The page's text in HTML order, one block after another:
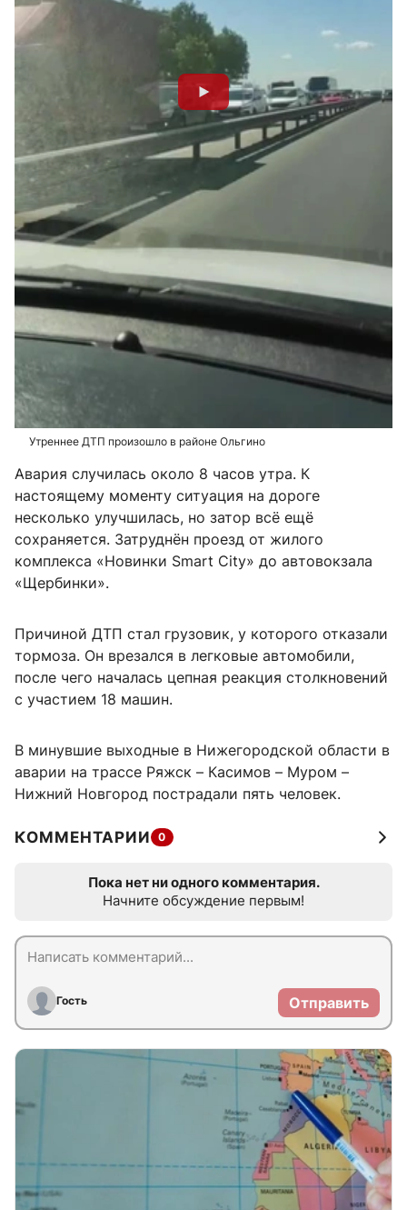
Утреннее ДТП произошло в районе Ольгино
Авария случилась около 8 часов утра. К
настоящему моменту ситуация на дороге
несколько улучшилась, но затор всё ещё
сохраняется. Затруднён проезд от жилого
комплекса «Новинки Smart City» до автовокзала
«Щербинки».
Причиной ДТП стал грузовик, у которого отказали
тормоза. Он врезался в легковые автомобили,
после чего началась цепная реакция столкновений
с участием 18 машин.
В минувшие выходные в Нижегородской области в
аварии на трассе Ряжск – Касимов – Муром –
Нижний Новгород пострадали пять человек.
КОММЕНТАРИИ 0
Пока нет ни одного комментария.
Начните обсуждение первым!
Гость Отправить